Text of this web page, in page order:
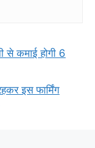
कमाई होगी 6
इस फार्मिंग